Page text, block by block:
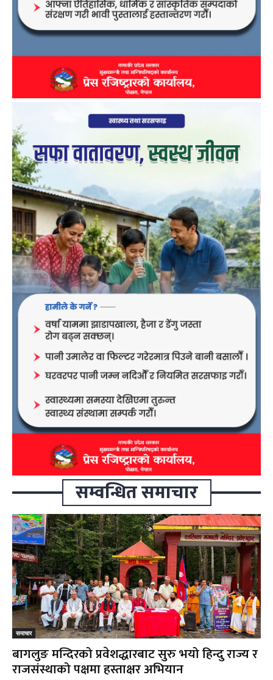
सम्वन्धित समाचार
समाचार
बागलुङ मन्दिरको प्रवेशद्धारबाट सुरु भयो हिन्दु राज्य र
राजसंस्थाको पक्षमा हस्ताक्षर अभियान